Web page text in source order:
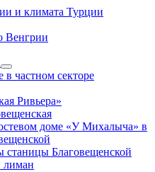
и климата Турции
Венгрии
частном секторе
Ривьера»
доме «У Михалыча» в
станицы Благовещенской
лиман